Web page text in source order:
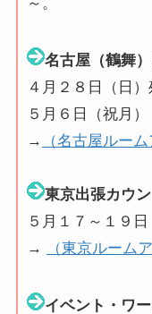
名古屋（鶴舞
４月２８日（日）
５月６日（祝月）
→
（名古屋ルー
東京出張カウ
５月１７～１９日
→
（東京ルーム
イベント・ワ